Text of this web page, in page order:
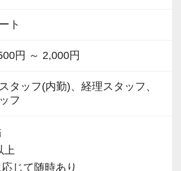
研修費は全額会社負担
指す社員が多数
う増員募集
向けた採用
材を募集
ト
円 ～ 2,000円
タッフ(内勤)、経理スタッフ、
フ
上
じて随時あり